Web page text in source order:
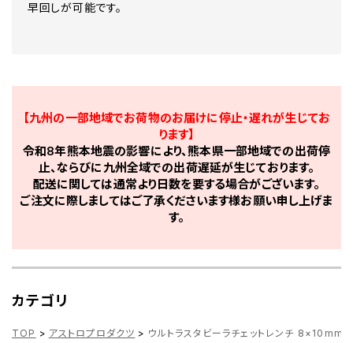
早回しが可能です。
【九州の一部地域でお荷物のお届けに停止・遅れが生じてお
ります】
令和8年熊本地震の影響により、熊本県一部地域での出荷停
止、ならびに九州全域での出荷遅延が生じております。
配送に関しては通常より日数を要する場合がございます。
ご注文に際しましてはご了承くださいます様お願い申し上げま
す。
カテゴリ
TOP > アストロプロダクツ > ウルトラスタビーラチェットレンチ 8×10mm